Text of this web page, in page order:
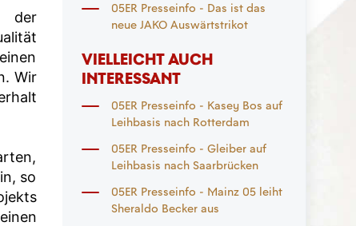
der
Wir
so
05ER Presseinfo - Das ist das
neue JAKO Auswärtstrikot
VIELLEICHT AUCH
INTERESSANT
05ER Presseinfo - Kasey Bos auf
Leihbasis nach Rotterdam
05ER Presseinfo - Gleiber auf
Leihbasis nach Saarbrücken
05ER Presseinfo - Mainz 05 leiht
Sheraldo Becker aus